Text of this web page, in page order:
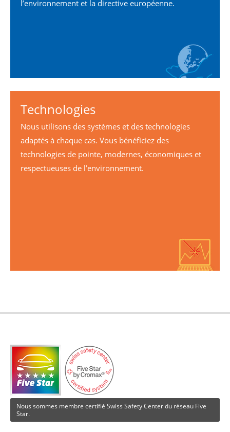
l’environnement et la directive européenne.
Technologies
Nous utilisons des systèmes et des technologies
adaptés à chaque cas. Vous bénéficiez des
technologies de pointe, modernes, économiques et
respectueuses de l’environnement.
Nous sommes membre certifié Swiss Safety Center du réseau Five
Star.